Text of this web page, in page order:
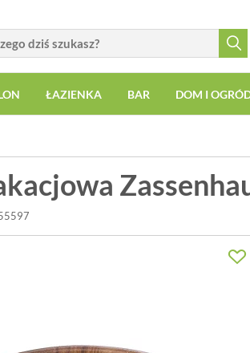
ŁAZIENKA BAR DOM I